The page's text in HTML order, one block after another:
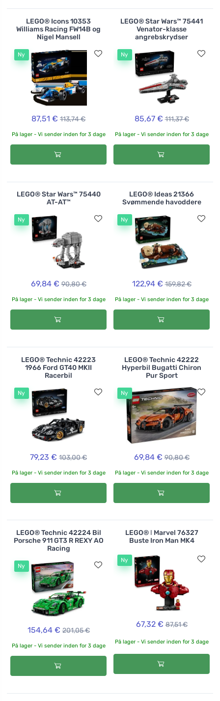
LEGO® Icons 10353
Williams Racing FW14B og
Nigel Mansell
Ny
87,51 € 113,74 €
På lager - Vi sender inden for 3 dage
LEGO® Star Wars™ 75441
Venator-klasse
angrebskrydser
Ny
85,67 € 111,37 €
På lager - Vi sender inden for 3 dage
LEGO® Star Wars™ 75440
AT-AT™
Ny
69,84 € 90,80 €
På lager - Vi sender inden for 3 dage
LEGO® Ideas 21366
Svømmende havoddere
Ny
122,94 € 159,82 €
På lager - Vi sender inden for 3 dage
LEGO® Technic 42223
1966 Ford GT40 MKII
Racerbil
Ny
79,23 € 103,00 €
På lager - Vi sender inden for 3 dage
LEGO® Technic 42222
Hyperbil Bugatti Chiron
Pur Sport
Ny
69,84 € 90,80 €
På lager - Vi sender inden for 3 dage
LEGO® Technic 42224 Bil
Porsche 911 GT3 R REXY AO
Racing
Ny
154,64 € 201,05 €
På lager - Vi sender inden for 3 dage
LEGO® ǀ Marvel 76327
Buste Iron Man MK4
Ny
67,32 € 87,51 €
På lager - Vi sender inden for 3 dage